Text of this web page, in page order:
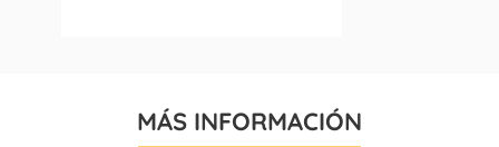
MÁS INFORMACIÓN